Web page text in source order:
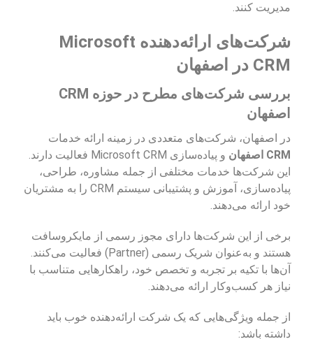
مدیریت کنند.
شرکت‌های ارائه‌دهنده Microsoft
CRM در اصفهان
بررسی شرکت‌های مطرح در حوزه CRM
اصفهان
در اصفهان، شرکت‌های متعددی در زمینه ارائه خدمات
CRM اصفهان
و پیاده‌سازی Microsoft CRM فعالیت دارند.
این شرکت‌ها خدمات مختلفی از جمله مشاوره، طراحی،
پیاده‌سازی، آموزش و پشتیبانی سیستم CRM را به مشتریان
خود ارائه می‌دهند.
برخی از این شرکت‌ها دارای مجوز رسمی از مایکروسافت
هستند و به‌عنوان شریک رسمی (Partner) فعالیت می‌کنند.
آن‌ها با تکیه بر تجربه و تخصص خود، راهکارهایی متناسب با
نیاز هر کسب‌وکار ارائه می‌دهند.
از جمله ویژگی‌هایی که یک شرکت ارائه‌دهنده خوب باید
داشته باشد: